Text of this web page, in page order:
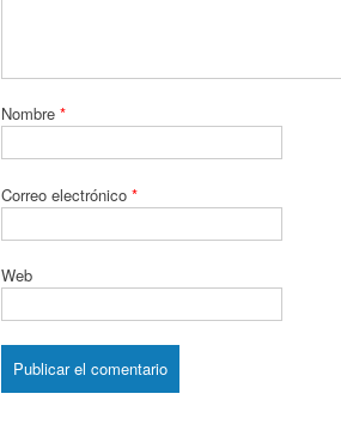
Nombre *
Correo electrónico *
Web